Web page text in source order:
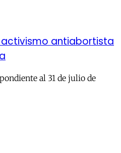
antiabortista
al 31 de julio de